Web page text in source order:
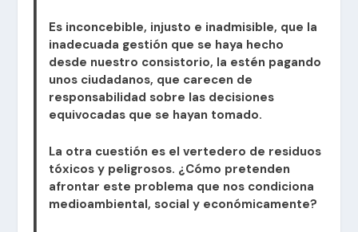
​Es inconcebible, injusto e inadmisible, que la
inadecuada gestión que se haya hecho
desde nuestro consistorio, la estén pagando
unos ciudadanos, que carecen de
responsabilidad sobre las decisiones
equivocadas que se hayan tomado.
​La otra cuestión es el vertedero de residuos
tóxicos y peligrosos. ¿Cómo pretenden
afrontar este problema que nos condiciona
medioambiental, social y económicamente?